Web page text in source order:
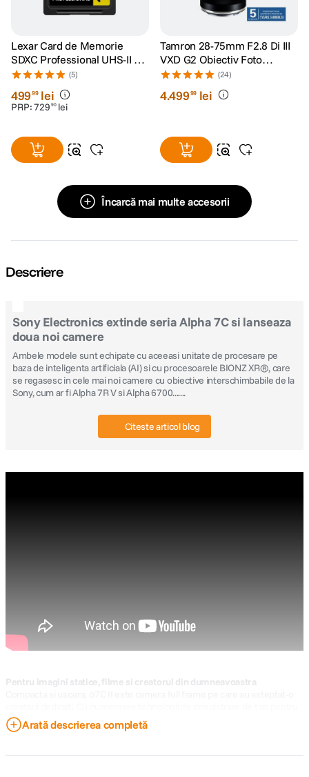
Lexar Card de Memorie
SDXC Professional UHS-II BL
1800x 128GB V60 Gold
(5)
49999 lei
PRP:729 90 lei
Tamron 28-75mm F2.8 Di III
VXD G2 Obiectiv Foto
Mirrorless Sony E
(24)
4.49999 lei
Încarcă mai multe accesorii
Descriere
Sony Electronics extinde seria Alpha 7C si lanseaza
doua noi camere
Ambele modele sunt echipate cu aceeasi unitate de procesare pe
baza de inteligenta artificiala (AI) si cu procesoarele BIONZ XR®, care
se regasesc in cele mai noi camere cu obiective interschimbabile de la
Sony, cum ar fi Alpha 7R V si Alpha 6700.......
Citeste articol blog
Pentru imagini statice, filme si creatorul din dumneavoastra
imagini statice si filme, este instrumentul esential pentru a surprinde
lumea asa cum va doriti.
Arată descrierea completă